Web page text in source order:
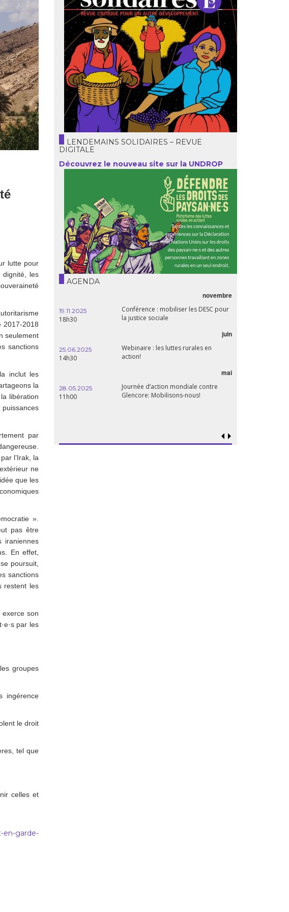
lutte pour
dignité, les
2017-2018
seulement
sanctions
inclut les
la
libération
puissances
par
l’Irak, la
ne
que les
».
pas être
iraniennes
En effet,
poursuit,
sanctions
restent les
son
par les
groupes
ingérence
le droit
tel que
celles et
en-garde-
LENDEMAINS SOLIDAIRES – REVUE
DIGITALE
Découvrez le nouveau site sur la UNDROP
AGENDA
novembre
19.11.2025
18h30
Conférence : mobiliser les DESC pour
la justice sociale
juin
25.06.2025
14h30
Webinaire : les luttes rurales en
action!
mai
28.05.2025
11h00
Journée d’action mondiale contre
Glencore: Mobilisons-nous!